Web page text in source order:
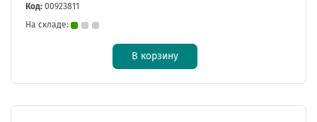
Код: 00923811
На складе:
В корзину